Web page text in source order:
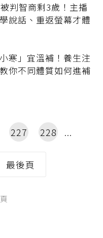
判智商剩3歲！主播
說話、重返螢幕才體
寒」宜溫補！養生注
你不同體質如何進補
227 228
最後頁
頁